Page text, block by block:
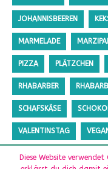
JOHANNISBEEREN
MARMELADE
PIZZA PLÄTZCHEN
RHABARBER
SCHAFSKÄSE
VALENTINSTAG
ZUCCHINI ZUCKERFREI
Diese Website